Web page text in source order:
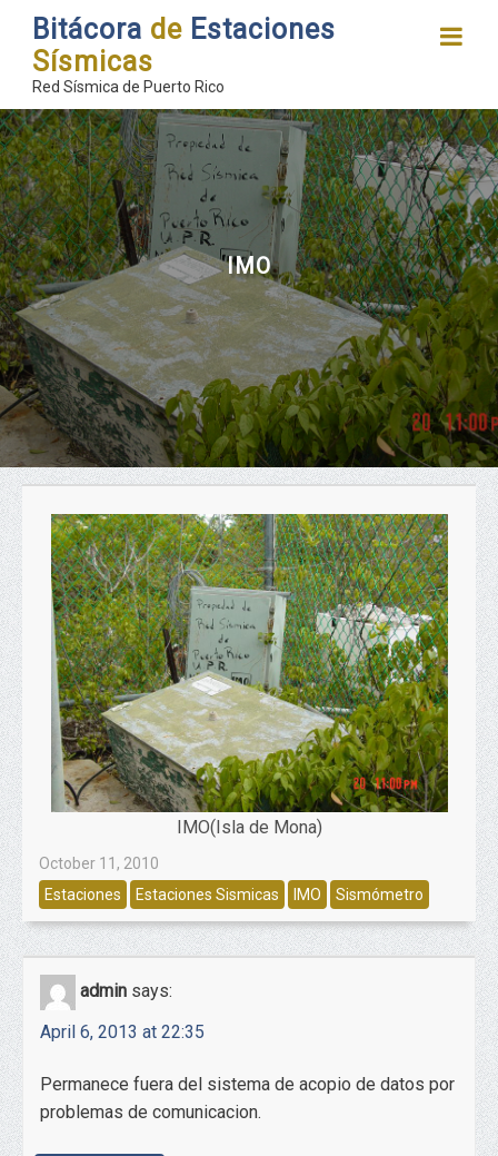
Bitácora de Estaciones
Sísmicas
Red Sísmica de Puerto Rico
IMO
IMO(Isla de Mona)
October 11, 2010
Estaciones
Estaciones Sismicas IMO Sismómetro
admin says:
April 6, 2013 at 22:35
Permanece fuera del sistema de acopio de datos por
problemas de comunicacion.